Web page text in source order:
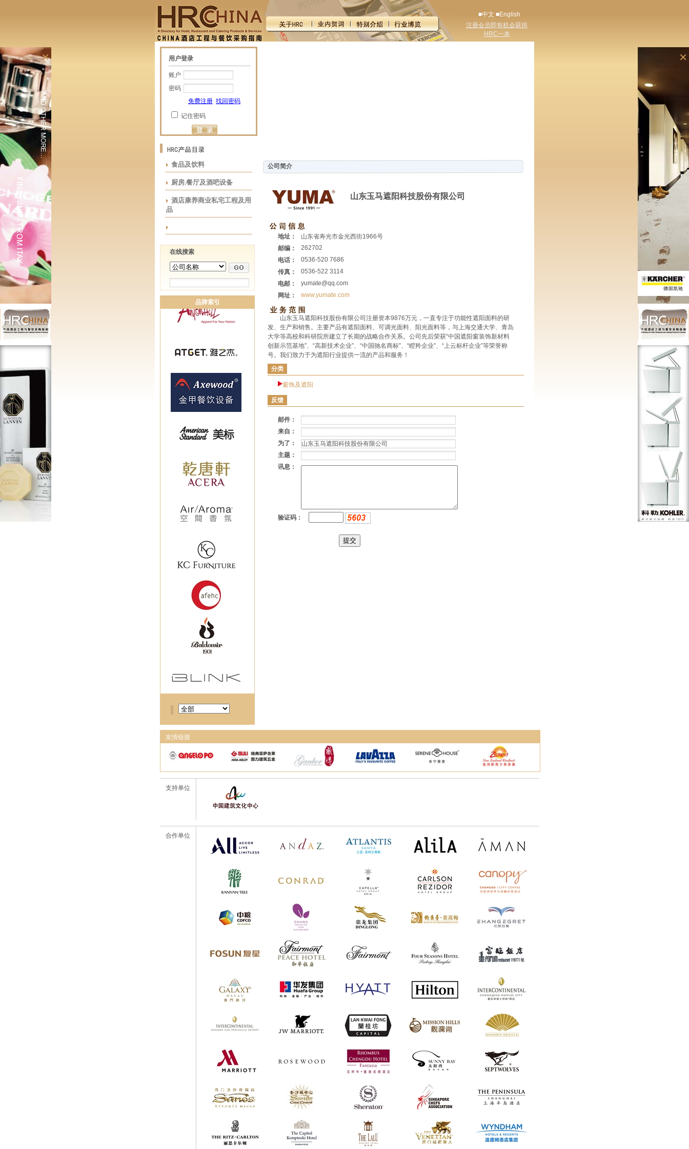
× ×
■中文 ■English
注册会员即有机会获得
HRC一本
用户登录
账户
密码
免费注册 找回密码
记住密码
食品及饮料
厨房.餐厅及酒吧设备
酒店康养商业私宅工程及用
品
在线搜索
品牌索引
公司简介
山东玉马遮阳科技股份有限公司
地址：
山东省寿光市金光西街1966号
邮编：
262702
电话：
0536-520 7686
传真：
0536-522 3114
电邮：
yumate@qq.com
网址：
www.yumate.com
山东玉马遮阳科技股份有限公司注册资本9876万元，一直专注于功能性遮阳面料的研
发、生产和销售。主要产品有遮阳面料、可调光面料、阳光面料等，与上海交通大学、青岛
大学等高校和科研院所建立了长期的战略合作关系。公司先后荣获“中国遮阳窗装饰新材料
创新示范基地”、“高新技术企业”、“中国驰名商标”、“瞪羚企业”、“上云标杆企业”等荣誉称
号。我们致力于为遮阳行业提供一流的产品和服务！
分类
窗饰及遮阳
反馈
邮件：
来自：
为了：
主题：
讯息：
验证码：
友情链接
支持单位
合作单位